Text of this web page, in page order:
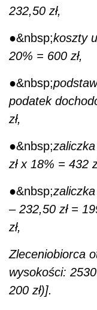
– 232,50 zł =
Zleceniobiorca
wysokości: 2530
200 zł)].
Pracownik
Zgodnie z
uważa się
podstawie
lub innej
zgodnie z